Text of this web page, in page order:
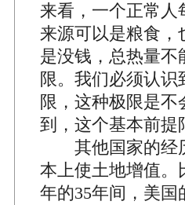
来看，一个正常人
来源可以是粮食
是没钱，总热量
限。我们必须认
限，这种极限是
到，这个基本前提
其他国家的经历
本上使土地增值。
年的35年间，美